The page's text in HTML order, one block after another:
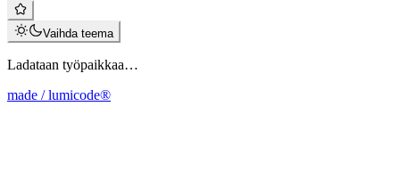
Vaihda teema
Ladataan työpaikkaa…
made / lumicode®